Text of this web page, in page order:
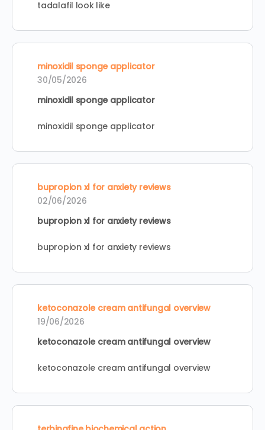
tadalafil look like
minoxidil sponge applicator
30/05/2026
minoxidil sponge applicator
minoxidil sponge applicator
bupropion xl for anxiety reviews
02/06/2026
bupropion xl for anxiety reviews
bupropion xl for anxiety reviews
ketoconazole cream antifungal overview
19/06/2026
ketoconazole cream antifungal overview
ketoconazole cream antifungal overview